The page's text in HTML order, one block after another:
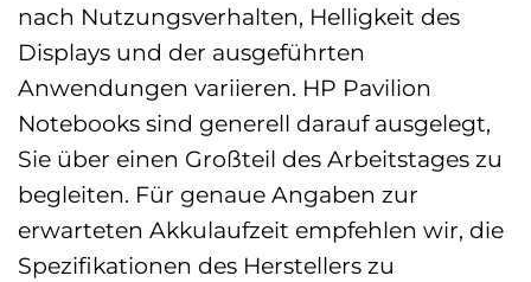
nach Nutzungsverhalten, Helligkeit des
Displays und der ausgeführten
Anwendungen variieren. HP Pavilion
Notebooks sind generell darauf ausgelegt,
Sie über einen Großteil des Arbeitstages zu
begleiten. Für genaue Angaben zur
erwarteten Akkulaufzeit empfehlen wir, die
Spezifikationen des Herstellers zu